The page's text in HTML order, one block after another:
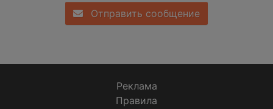
Отправить сообщение
Реклама
Правила